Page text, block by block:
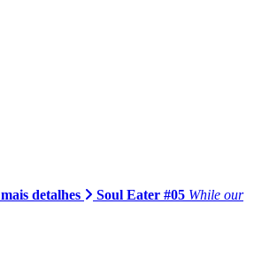
mais detalhes Soul Eater #05 While our